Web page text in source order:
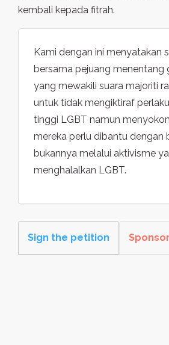
kembali kepada fitrah.
Kami dengan ini menyatakan
bersama pejuang menentang
yang mewakili suara majoriti
untuk tidak mengiktiraf
tinggi LGBT namun
mereka perlu dibantu dengan
bukannya melalui aktivisme
menghalalkan LGBT.
Sign the petition Sponsor